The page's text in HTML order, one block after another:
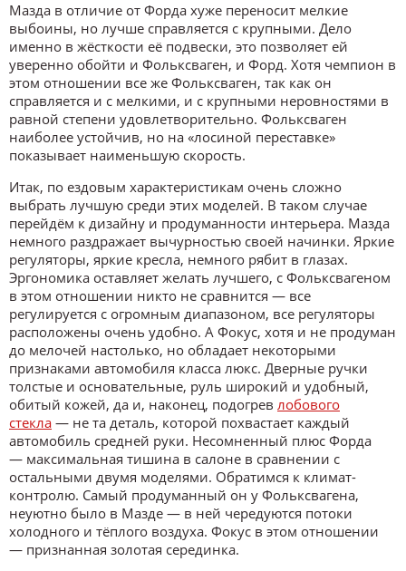
Мазда в отличие от Форда хуже переносит мелкие
выбоины, но лучше справляется с крупными. Дело
именно в жёсткости её подвески, это позволяет ей
уверенно обойти и Фольксваген, и Форд. Хотя чемпион в
этом отношении все же Фольксваген, так как он
справляется и с мелкими, и с крупными неровностями в
равной степени удовлетворительно. Фольксваген
наиболее устойчив, но на «лосиной переставке»
показывает наименьшую скорость.
Итак, по ездовым характеристикам очень сложно
выбрать лучшую среди этих моделей. В таком случае
перейдём к дизайну и продуманности интерьера. Мазда
немного раздражает вычурностью своей начинки. Яркие
регуляторы, яркие кресла, немного рябит в глазах.
Эргономика оставляет желать лучшего, с Фольксвагеном
в этом отношении никто не сравнится — все
регулируется с огромным диапазоном, все регуляторы
расположены очень удобно. А Фокус, хотя и не продуман
до мелочей настолько, но обладает некоторыми
признаками автомобиля класса люкс. Дверные ручки
толстые и основательные, руль широкий и удобный,
обитый кожей, да и, наконец, подогрев лобового
стекла — не та деталь, которой похвастает каждый
автомобиль средней руки. Несомненный плюс Форда
— максимальная тишина в салоне в сравнении с
остальными двумя моделями. Обратимся к климат-
контролю. Самый продуманный он у Фольксвагена,
неуютно было в Мазде — в ней чередуются потоки
холодного и тёплого воздуха. Фокус в этом отношении
— признанная золотая серединка.